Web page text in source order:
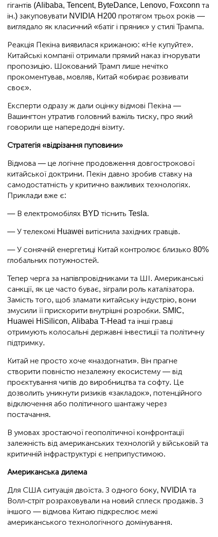
гігантів (Alibaba, Tencent, ByteDance, Lenovo, Foxconn та
ін.) закуповувати NVIDIA H200 протягом трьох років —
виглядало як класичний «батіг і пряник» у стилі Трампа.
Реакція Пекіна виявилася крижаною: «Не купуйте».
Китайські компанії отримали прямий наказ ігнорувати
пропозицію. Шокований Трамп лише нечітко
прокоментував, мовляв, Китай «обирає розвивати
своє».
Експерти одразу ж дали оцінку відмові Пекіна —
Вашингтон утратив головний важіль тиску, про який
говорили ще напередодні візиту.
Стратегія «відрізання пуповини»
Відмова — це логічне продовження довгострокової
китайської доктрини. Пекін давно зробив ставку на
самодостатність у критично важливих технологіях.
Приклади вже є:
— В електромобілях BYD тіснить Tesla.
— У телекомі Huawei витіснила західних гравців.
— У сонячній енергетиці Китай контролює близько 80%
глобальних потужностей.
Тепер черга за напівпровідниками та ШІ. Американські
санкції, як це часто буває, зіграли роль каталізатора.
Замість того, щоб зламати китайську індустрію, вони
змусили її прискорити внутрішні розробки. SMIC,
Huawei HiSilicon, Alibaba T-Head та інші гравці
отримують колосальні державні інвестиції та політичну
підтримку.
Китай не просто хоче «наздогнати». Він прагне
створити повністю незалежну екосистему — від
проєктування чипів до виробництва та софту. Це
дозволить уникнути ризиків «закладок», потенційного
відключення або політичного шантажу через
постачання.
В умовах зростаючої геополітичної конфронтації
залежність від американських технологій у військовій та
критичній інфраструктурі є неприпустимою.
Американська дилема
Для США ситуація двоїста. З одного боку, NVIDIA та
Волл-стріт розраховували на новий сплеск продажів. З
іншого — відмова Китаю підкреслює межі
американського технологічного домінування.